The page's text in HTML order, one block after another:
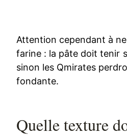
Attention cependant à
farine : la pâte doit tenir
sinon les Qmirates
fondante.
Quelle texture